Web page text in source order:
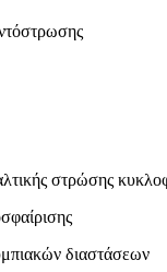
στρώσης
διαστάσεων